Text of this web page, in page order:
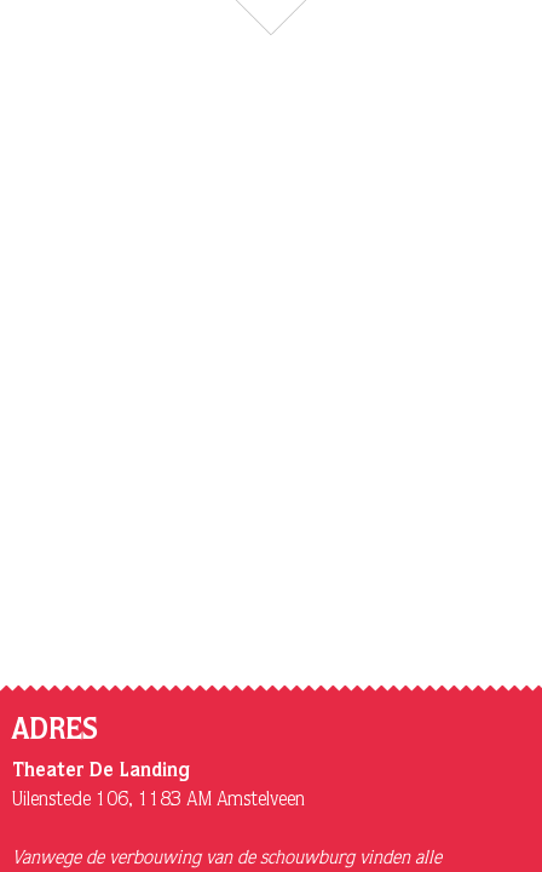
ADRES
Theater De Landing
Uilenstede 106, 1183 AM Amstelveen
Vanwege de verbouwing van de schouwburg vinden alle